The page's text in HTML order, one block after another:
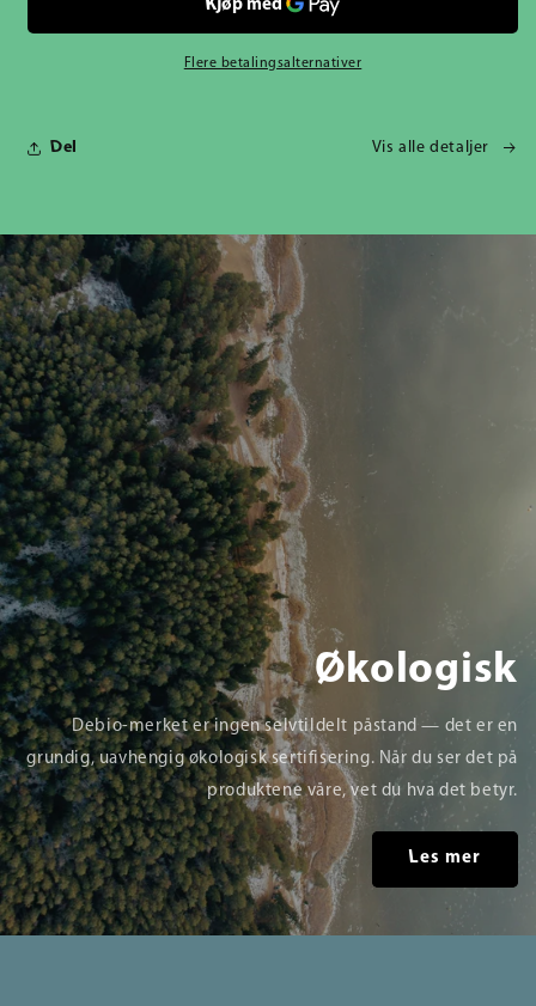
Flere betalingsalternativer
Del Vis alle detaljer
Økologisk
Debio-merket er ingen selvtildelt påstand — det er en
grundig, uavhengig økologisk sertifisering. Når du ser det på
produktene våre, vet du hva det betyr.
Les mer